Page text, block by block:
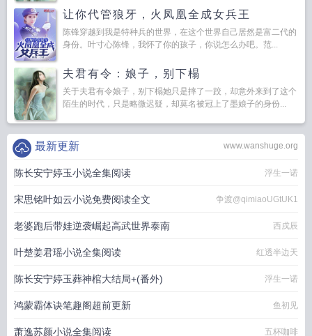
让你代管狼牙，火凤凰全成女兵王
陈锋穿越到我是特种兵的世界，在这个世界自己居然是富二代的
身份。叶寸心陈锋，我怀了你的孩子，你说怎么办吧。范...
夫君有令：娘子，别下榻
关于夫君有令娘子，别下榻她只是摔了一跤，却意外来到了这个
陌生的时代，只是略微迟疑，却莫名被冠上了墨娘子的身份...
www.wanshuge.org
最新更新
陈长安宁婷玉小说全集阅读 浮生一诺
宋思铭叶如云小说免费阅读全文 争渡@qimiaoUGtUK1
老婆跑后带娃逆袭崛起高武世界泰南 西戌辰
叶楚姜君瑶小说全集阅读 红透半边天
陈长安宁婷玉葬神棺大结局+(番外) 浮生一诺
鸿蒙霸体诀笔趣阁超前更新 鱼初见
萧逸苏颜小说全集阅读 五杯咖啡